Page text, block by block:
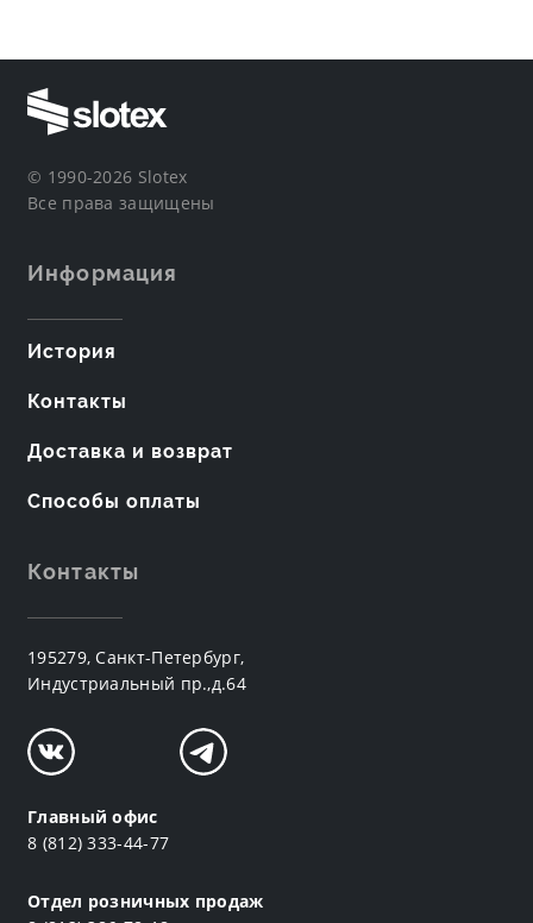
© 1990-2026 Slotex
Все права защищены
Информация
История
Контакты
Доставка и возврат
Способы оплаты
Контакты
195279, Санкт-Петербург,
Индустриальный пр.,д.64
Главный офис
8 (812) 333-44-77
Отдел розничных продаж